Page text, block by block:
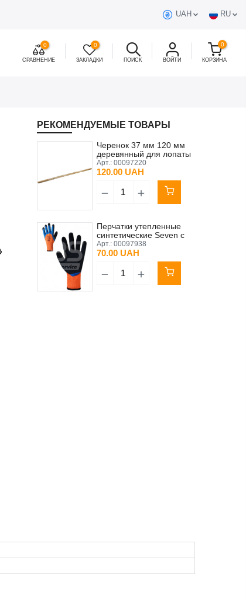
UAH RU
0
СРАВНЕНИЕ
0
ЗАКЛАДКИ ПОИСК ВОЙТИ
0
КОРЗИНА
РЕКОМЕНДУЕМЫЕ ТОВАРЫ
Черенок 37 мм 120 мм
деревянный для лопаты
Арт.: 00097220
120.00 UAH
Перчатки утепленные
синтетические Seven с
латексным покрытием 3/4
10 (XL)
Арт.: 00097938
70.00 UAH